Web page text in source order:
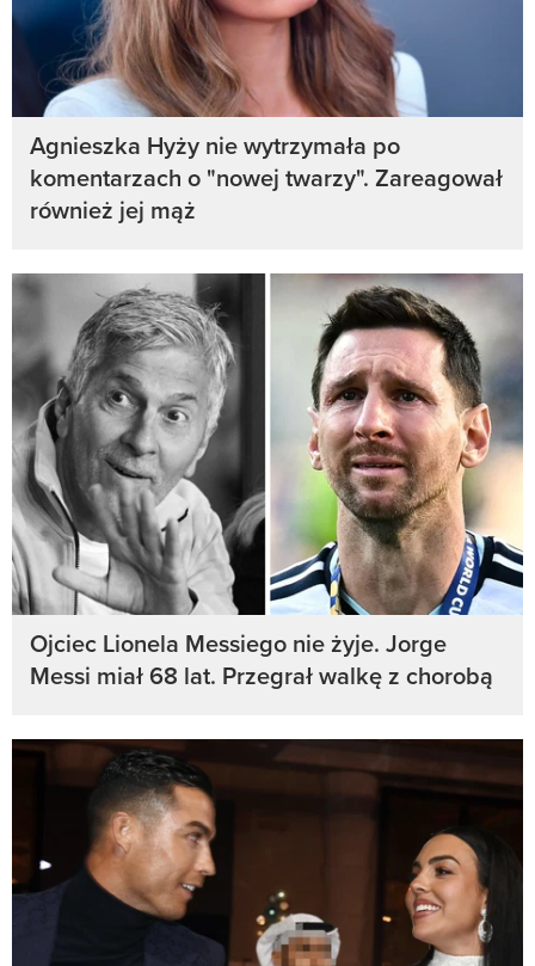
Agnieszka Hyży nie wytrzymała po
komentarzach o "nowej twarzy". Zareagował
również jej mąż
Ojciec Lionela Messiego nie żyje. Jorge
Messi miał 68 lat. Przegrał walkę z chorobą